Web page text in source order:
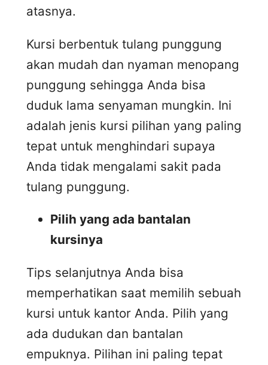
atasnya.
Kursi berbentuk tulang punggung
akan mudah dan nyaman menopang
punggung sehingga Anda bisa
duduk lama senyaman mungkin. Ini
adalah jenis kursi pilihan yang paling
tepat untuk menghindari supaya
Anda tidak mengalami sakit pada
tulang punggung.
Pilih yang ada bantalan
kursinya
Tips selanjutnya Anda bisa
memperhatikan saat memilih sebuah
kursi untuk kantor Anda. Pilih yang
ada dudukan dan bantalan
empuknya. Pilihan ini paling tepat